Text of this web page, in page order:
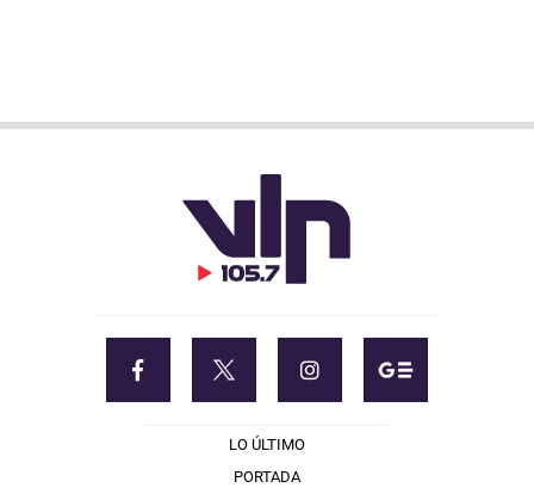
LO ÚLTIMO
PORTADA